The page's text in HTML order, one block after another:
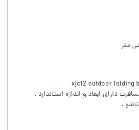
دارای ابعاد و اندازه استاندارد .
.